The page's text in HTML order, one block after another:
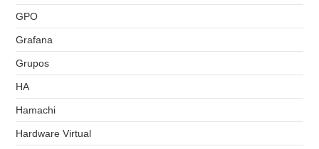
GPO
Grafana
Grupos
HA
Hamachi
Hardware Virtual